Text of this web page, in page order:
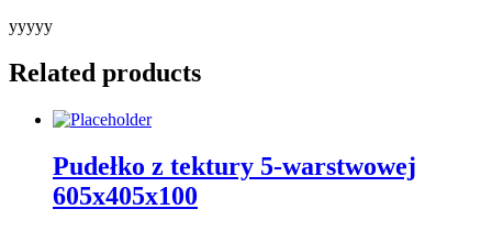
yyyyy
Related products
Pudełko z tektury 5-warstwowej
605x405x100